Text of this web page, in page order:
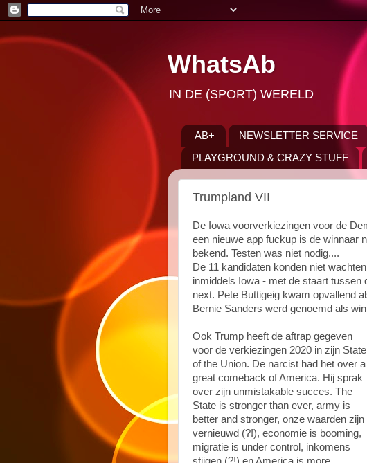
WhatsAb
IN DE (SPORT) WERELD
AB+ NEWSLETTER SERVICE
PLAYGROUND & CRAZY STUFF
Trumpland VII
De Iowa voorverkiezingen voor de
een nieuwe app fuckup is de winnaar
bekend. Testen was niet nodig....
De 11 kandidaten konden niet
inmiddels Iowa - met de staart tussen
next. Pete Buttigeig kwam opvallend
Bernie Sanders werd genoemd als
Ook Trump heeft de aftrap gegeven
voor de verkiezingen 2020 in zijn State
of the Union. De narcist had het over a
great comeback of America. Hij sprak
over zijn unmistakable succes. The
State is stronger than ever, army is
better and stronger, onze waarden zijn
vernieuwd (?!), economie is booming,
migratie is under control, inkomens